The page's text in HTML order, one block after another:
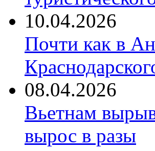
10.04.2026
Почти как в
08.04.2026
Вьетнам
вырос в разы